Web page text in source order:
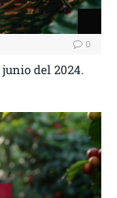
0
del 2024.